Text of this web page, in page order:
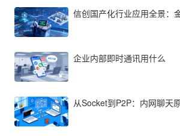
企业内部即时通讯用什么